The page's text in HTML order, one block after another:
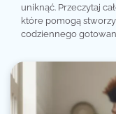
uniknąć. Przeczytaj
które pomogą
codziennego